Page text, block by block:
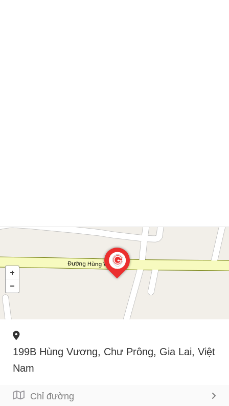
199B Hùng Vương, Chư Prông, Gia Lai, Việt
Nam
Chỉ đường